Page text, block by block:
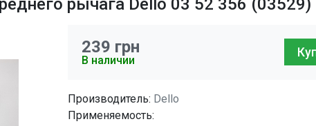
рычага Dello 03 52 356 (03529)
239 грн
В наличии
Производитель: Dello
Применяемость: